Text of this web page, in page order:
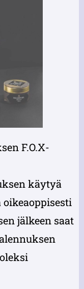
F.O.X-
käytyä
oikeaoppisesti
jälkeen saat